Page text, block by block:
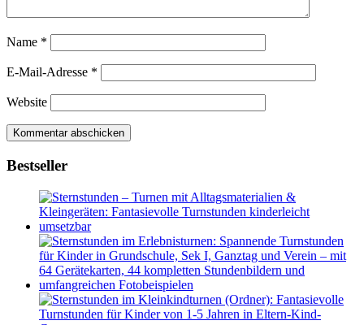
Name *
E-Mail-Adresse *
Website
Bestseller